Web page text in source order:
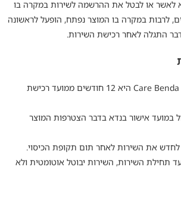
לאשר או לבטל את ההרשמה לשירות במקרה בו
לרבות במקרה בו המוצר נפתח, הופעל לראשונה
התגלה לאחר רכישת השירות.
2.1 תקופת השירות של Care Benda היא 12 חודשים ממועד רכישת
במועד אישור בנדא בדבר הצטרפות המוצר
לחדש את השירות לאחר תום תקופת הכיסוי.
ממועד תחילת השירות, השירות יבוטל אוטומטית ולא